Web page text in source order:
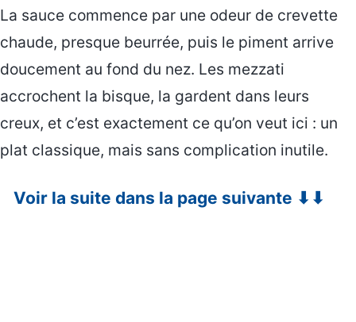
La sauce commence par une odeur de crevette
chaude, presque beurrée, puis le piment arrive
doucement au fond du nez. Les mezzati
accrochent la bisque, la gardent dans leurs
creux, et c’est exactement ce qu’on veut ici : un
plat classique, mais sans complication inutile.
Voir la suite dans la page suivante ⬇⬇